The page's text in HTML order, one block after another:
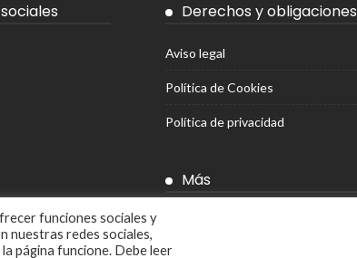
Derechos y obligaciones
Aviso legal
Política de Cookies
Política de privacidad
Más
funciones sociales y
nuestras redes sociales,
página funcione. Debe leer